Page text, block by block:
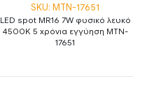
SKU: MTN-17651
LED spot MR16 7W φυσικό λευκό
4500K 5 χρόνια εγγύηση MTN-
17651